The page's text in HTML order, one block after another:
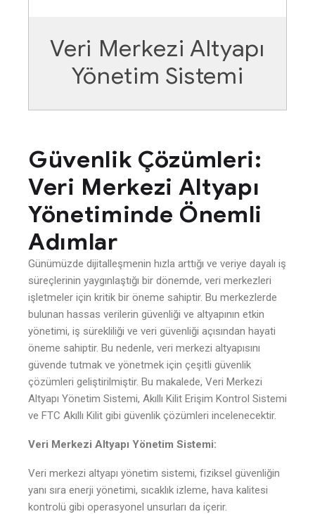
Veri Merkezi Altyapı
Yönetim Sistemi
Güvenlik Çözümleri:
Veri Merkezi Altyapı
Yönetiminde Önemli
Adımlar
Günümüzde dijitalleşmenin hızla arttığı ve veriye dayalı iş
süreçlerinin yaygınlaştığı bir dönemde, veri merkezleri
işletmeler için kritik bir öneme sahiptir. Bu merkezlerde
bulunan hassas verilerin güvenliği ve altyapının etkin
yönetimi, iş sürekliliği ve veri güvenliği açısından hayati
öneme sahiptir. Bu nedenle, veri merkezi altyapısını
güvende tutmak ve yönetmek için çeşitli güvenlik
çözümleri geliştirilmiştir. Bu makalede, Veri Merkezi
Altyapı Yönetim Sistemi, Akıllı Kilit Erişim Kontrol Sistemi
ve FTC Akıllı Kilit gibi güvenlik çözümleri incelenecektir.
Veri Merkezi Altyapı Yönetim Sistemi:
Veri merkezi altyapı yönetim sistemi, fiziksel güvenliğin
yanı sıra enerji yönetimi, sıcaklık izleme, hava kalitesi
kontrolü gibi operasyonel unsurları da içerir.